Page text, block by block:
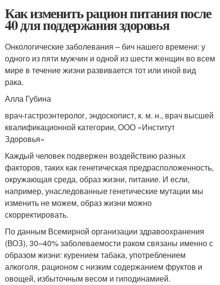
Как изменить рацион питания после
40 для поддержания здоровья
Онкологические заболевания – бич нашего времени: у
одного из пяти мужчин и одной из шести женщин во всем
мире в течение жизни развивается тот или иной вид
рака.
Алла Губина
врач-гастроэнтеролог, эндоскопист, к. м. н., врач высшей
квалификационной категории, ООО «Институт
Здоровья»
Каждый человек подвержен воздействию разных
факторов, таких как генетическая предрасположенность,
окружающая среда, образ жизни, питание. И если,
например, унаследованные генетические мутации мы
изменить не можем, образ жизни можно
скорректировать.
По данным Всемирной организации здравоохранения
(ВОЗ), 30–40% заболеваемости раком связаны именно с
образом жизни: курением табака, употреблением
алкоголя, рационом с низким содержанием фруктов и
овощей, избыточным весом и гиподинамией.